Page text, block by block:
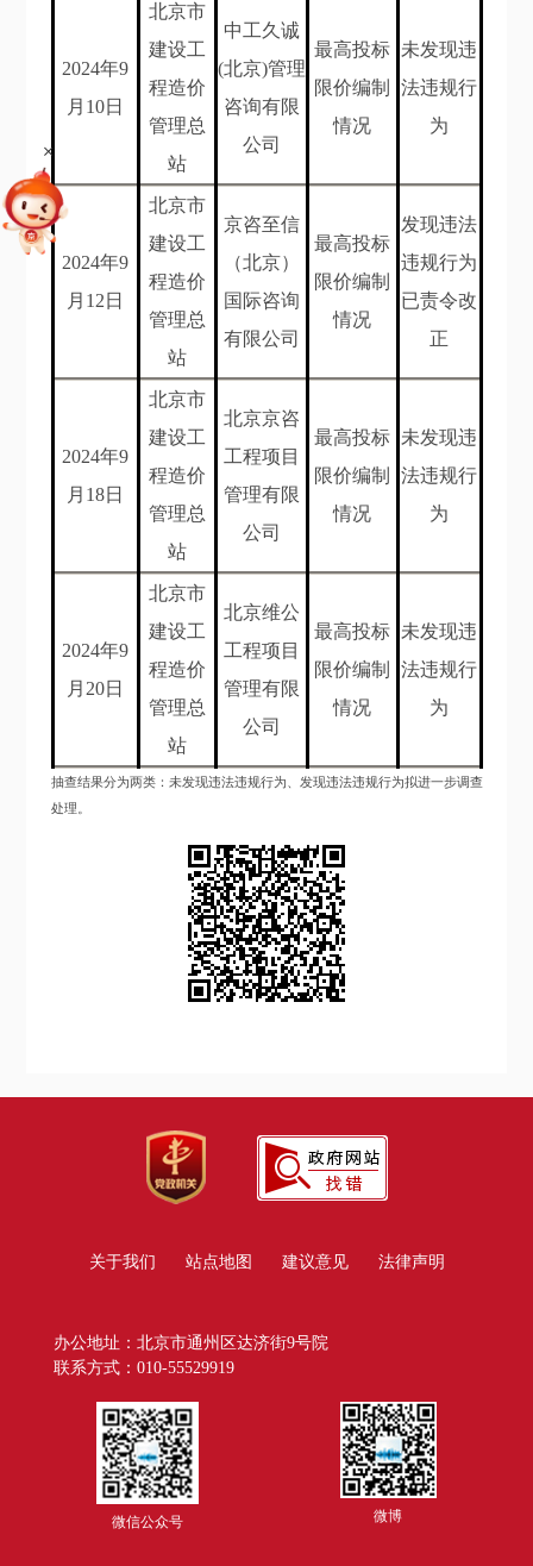
2024年9
月10日
北京市
建设工
程造价
管理总
站
中工久诚
(北京)管理
咨询有限
公司
最高投标
限价编制
情况
未发现违
法违规行
为
2024年9
月12 日
北京市
建设工
程造价
管理总
站
京咨至信
（北京）
国际咨询
有限公司
最高投标
限价编制
情况
发现违法
违规行为
已责令改
正
2024年9
月18日
北京市
建设工
程造价
管理总
站
北京京咨
工程项目
管理有限
公司
最高投标
限价编制
情况
未发现违
法违规行
为
2024年9
月20日
北京市
建设工
程造价
管理总
站
北京维公
工程项目
管理有限
公司
最高投标
限价编制
情况
未发现违
法违规行
为
抽查结果分为两类：未发现违法违规行为、发现违法违规行为拟进一步调查
处理。
+
关于我们 站点地图 建议意见 法律声明
办公地址：北京市通州区达济街9号院
联系方式：010-55529919
微信公众号 微博